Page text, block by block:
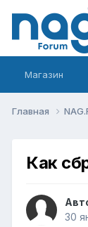
Магазин
Главная
Как
30